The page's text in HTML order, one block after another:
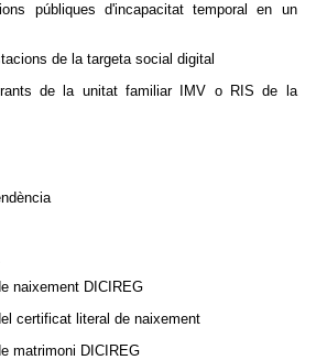
públiques d'incapacitat temporal en un
de la targeta social digital
de la unitat familiar IMV o RIS de la
naixement DICIREG
certificat literal de naixement
matrimoni DICIREG